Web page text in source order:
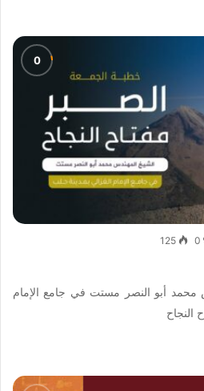
0
125
محمد أبو النصر مستت في جامع الإمام
النجاح